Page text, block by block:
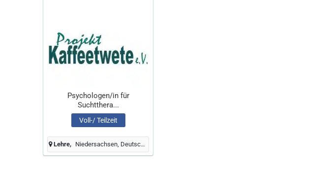
Psychologen/in für
Suchtthera...
Voll-/ Teilzeit
Lehre Niedersachsen, Deutschland